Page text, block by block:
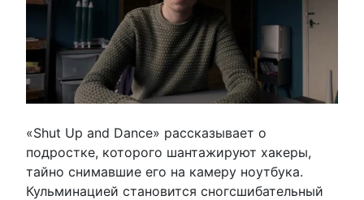
«Shut Up and Dance» рассказывает о
подростке, которого шантажируют хакеры,
тайно снимавшие его на камеру ноутбука.
Кульминацией становится сногсшибательный